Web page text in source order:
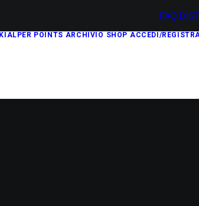
FAQ
POINTS ARCHIVIO SHOP ACCEDI/